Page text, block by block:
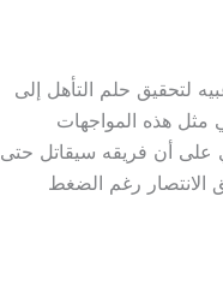
لتحقيق حلم التأهل إلى
في مثل هذه المواجهات
أن فريقه سيقاتل حتى
الانتصار رغم الضغط